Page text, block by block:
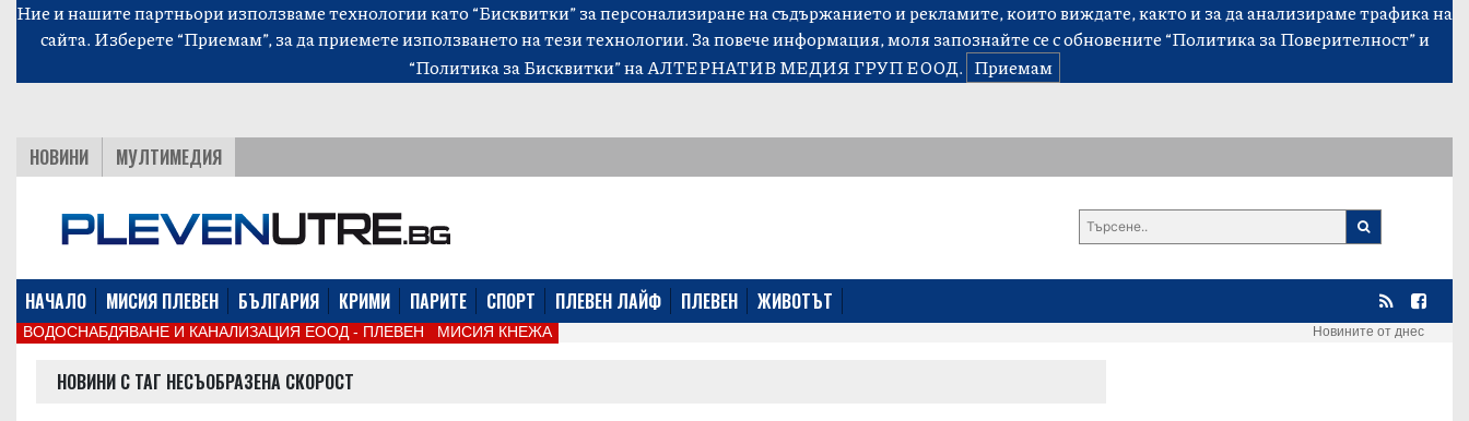
Ние и нашите партньори използваме технологии като “Бисквитки” за персонализиране на съдържанието и рекламите, които виждате, както и за да анализираме трафика на
сайта. Изберете “Приемам”, за да приемете използването на тези технологии. За повече информация, моля запознайте се с обновените“Политика за Поверителност”и
“Политика за Бисквитки”на АЛТЕРНАТИВ МЕДИЯ ГРУП ЕООД. Приемам
НОВИНИ МУЛТИМЕДИЯ
НАЧАЛО МИСИЯ ПЛЕВЕН БЪЛГАРИЯ КРИМИ ПАРИТЕ СПОРТ ПЛЕВЕН ЛАЙФ ПЛЕВЕН ЖИВОТЪТ
ВОДОСНАБДЯВАНЕ И КАНАЛИЗАЦИЯ ЕООД - ПЛЕВЕН МИСИЯ КНЕЖА Новините от днес
НОВИНИ С ТАГ НЕСЪОБРАЗЕНА СКОРОСТ